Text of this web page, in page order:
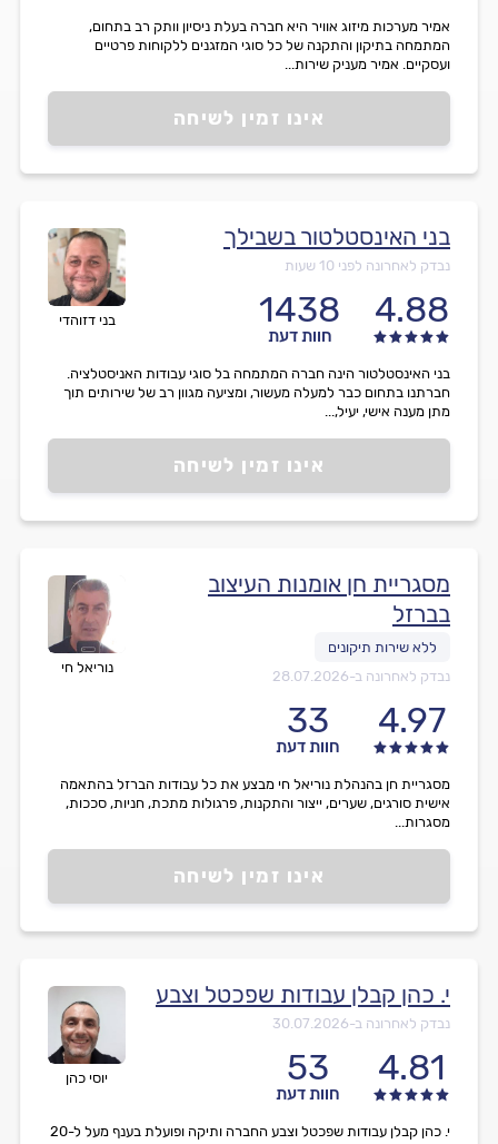
אינו זמין לשיחה
אמיר מערכות מיזוג אוויר היא חברה בעלת ניסיון וותק רב בתחום,
המתמחה בתיקון והתקנה של כל סוגי המזגנים ללקוחות פרטיים
ועסקיים. אמיר מעניק שירות...
בני דזוהדי
בני האינסטלטור בשבילך
נבדק לאחרונה לפני 10 שעות
4.88
1438
חוות דעת
אינו זמין לשיחה
בני האינסטלטור הינה חברה המתמחה בל סוגי עבודות האניסטלציה.
חברתנו בתחום כבר למעלה מעשור, ומציעה מגוון רב של שירותים תוך
מתן מענה אישי, יעיל,...
נוריאל חי
מסגריית חן אומנות העיצוב
בברזל
נבדק לאחרונה ב-28.07.2026
4.97
33
חוות דעת
אינו זמין לשיחה
מסגריית חן בהנהלת נוריאל חי מבצע את כל עבודות הברזל בהתאמה
אישית סורגים, שערים, ייצור והתקנות, פרגולות מתכת, חניות, סככות,
מסגרות...
יוסי כהן
י. כהן קבלן עבודות שפכטל וצבע
נבדק לאחרונה ב-30.07.2026
4.81
53
חוות דעת
י. כהן קבלן עבודות שפכטל וצבע החברה ותיקה ופועלת בענף מעל ל-20